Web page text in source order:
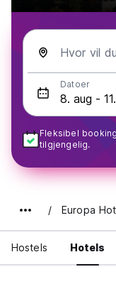
Hvor vil
Datoer
Fleksibel
tilgjengelig.
Europa
Hostels Hotels